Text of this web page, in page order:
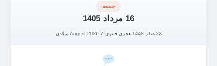
جمعه
16 مرداد 1405
22 صفر 1448 هجری قمری •7 August 2026 میلادی